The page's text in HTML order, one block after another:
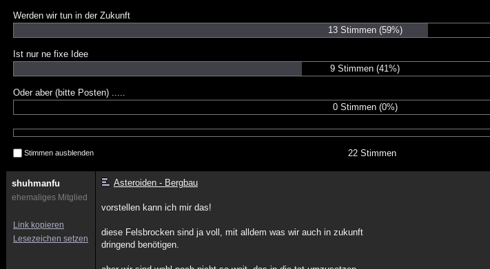
Werden wir tun in der Zukunft
13 Stimmen (59%)
Ist nur ne fixe Idee
9 Stimmen (41%)
Oder aber (bitte Posten) .....
0 Stimmen (0%)
Stimmen ausblenden 22 Stimmen
shuhmanfu
ehemaliges Mitglied
Link kopieren
Lesezeichen setzen
Asteroiden - Bergbau
vorstellen kann ich mir das!
diese Felsbrocken sind ja voll, mit alldem was wir auch in zukunft
dringend benötigen.